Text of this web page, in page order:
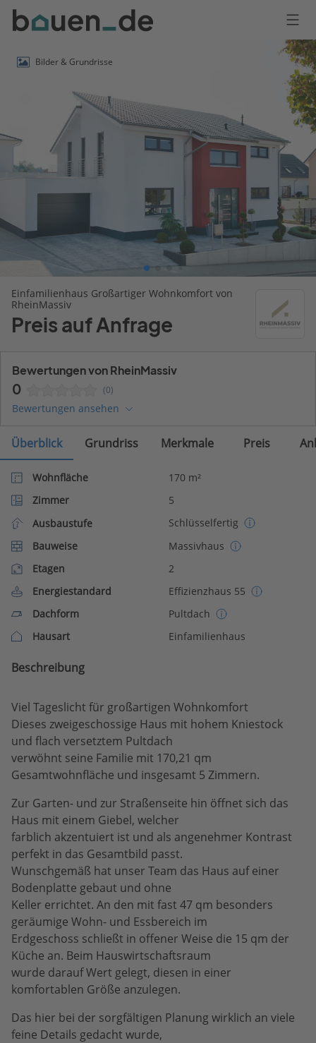
Bauen
Logo
Anmelden
Bilder & Grundrisse
Einfamilienhaus Großartiger Wohnkomfort von
RheinMassiv
Preis auf Anfrage
Bewertungen von RheinMassiv
0 (0)
Bewertungen ansehen
Überblick Grundriss Merkmale Preis
Wohnfläche
170 m²
Zimmer
5
Ausbaustufe
Schlüsselfertig
Bauweise
Massivhaus
Etagen
2
Energiestandard
Effizienzhaus 55
Dachform
Pultdach
Hausart
Einfamilienhaus
Beschreibung
Viel Tageslicht für großartigen Wohnkomfort
Dieses zweigeschossige Haus mit hohem Kniestock
und flach versetztem Pultdach
verwöhnt seine Familie mit 170,21 qm
Gesamtwohnfläche und insgesamt 5 Zimmern.
Zur Garten- und zur Straßenseite hin öffnet sich das
Haus mit einem Giebel, welcher
farblich akzentuiert ist und als angenehmer Kontrast
perfekt in das Gesamtbild passt.
Wunschgemäß hat unser Team das Haus auf einer
Bodenplatte gebaut und ohne
Keller errichtet. An den mit fast 47 qm besonders
geräumige Wohn- und Essbereich im
Erdgeschoss schließt in offener Weise die 15 qm der
Küche an. Beim Hauswirtschaftsraum
wurde darauf Wert gelegt, diesen in einer
komfortablen Größe anzulegen.
Das hier bei der sorgfältigen Planung wirklich an viele
feine Details gedacht wurde,